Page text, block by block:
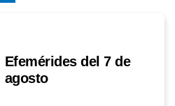
Efemérides del 7 de
agosto